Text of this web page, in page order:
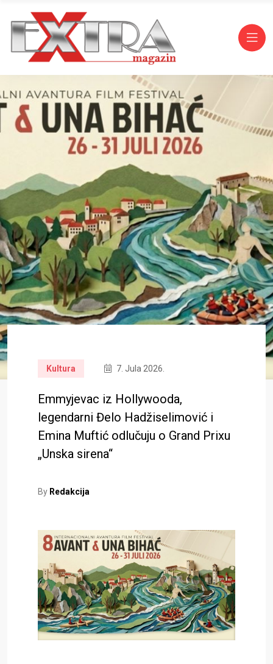
Kultura 7. Jula 2026.
Emmyjevac iz Hollywooda,
legendarni Đelo Hadžiselimović i
Emina Muftić odlučuju o Grand Prixu
„Unska sirena“
By Redakcija